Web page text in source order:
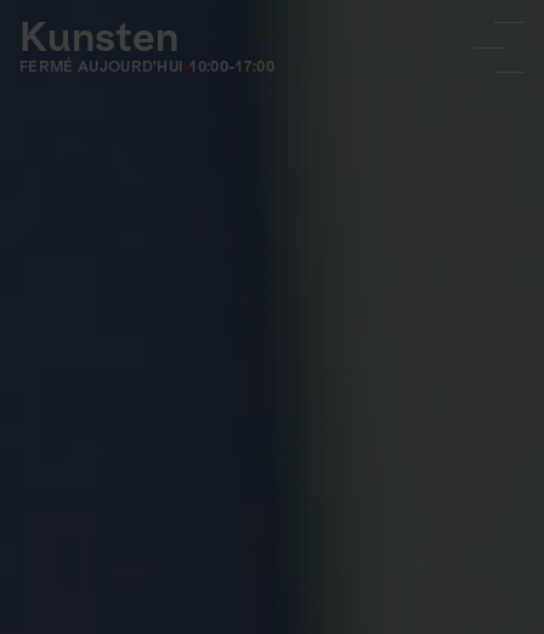
Kunsten
FERMÉ AUJOURD'HUI 10:00-17:00